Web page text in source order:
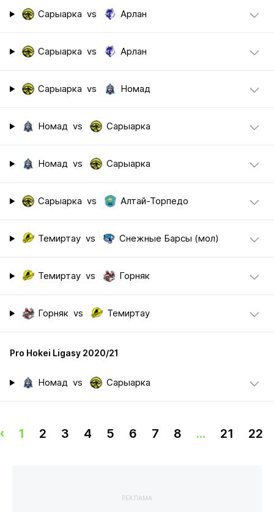
Сарыарка vs Арлан
Сарыарка vs Арлан
Сарыарка vs Номад
Номад vs Сарыарка
Номад vs Сарыарка
Сарыарка vs Алтай-Торпедо
Темиртау vs Снежные Барсы (мол)
Темиртау vs Горняк
Горняк vs Темиртау
Pro Hokei Ligasy 2020/21
Номад vs Сарыарка
‹ 1 2 3 4 5 6 7 8 ... 21 22
РЕКЛАМА